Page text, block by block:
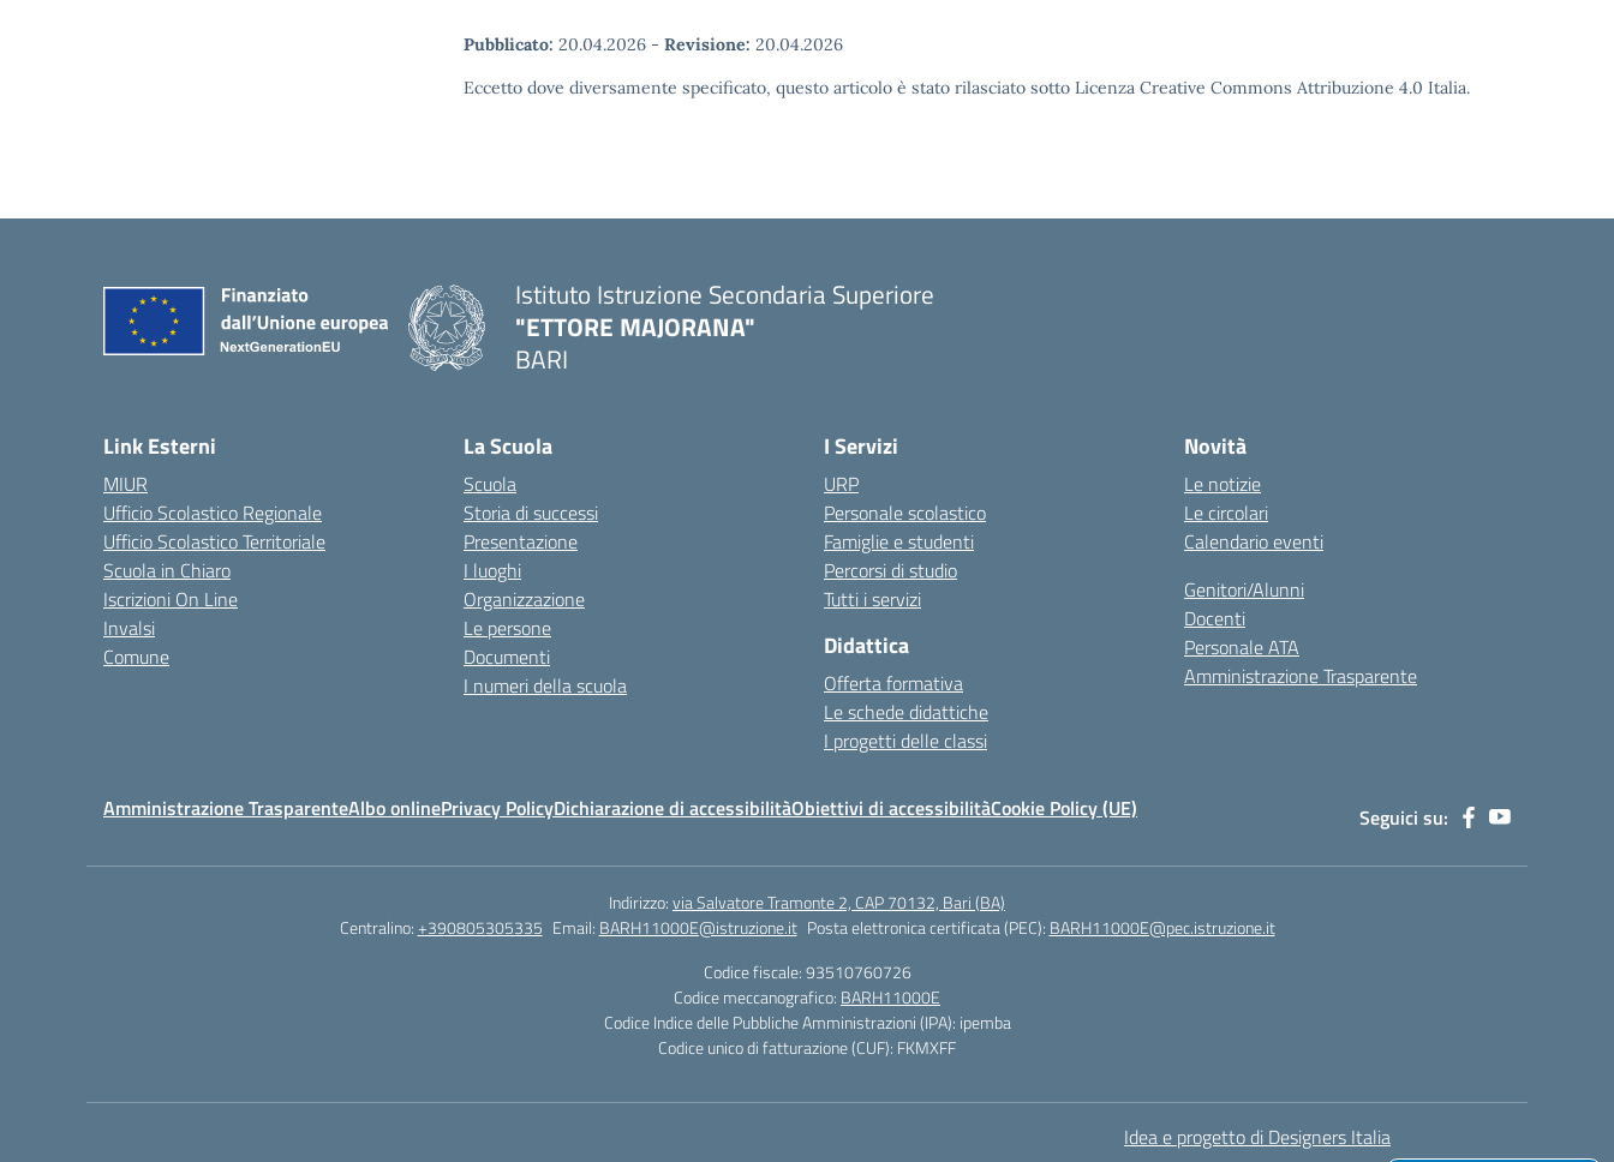
Pubblicato: 20.04.2026 - Revisione: 20.04.2026
Eccetto dove diversamente specificato, questo articolo è stato rilasciato sotto Licenza Creative Commons Attribuzione 4.0 Italia.
Istituto Istruzione Secondaria Superiore
"ETTORE MAJORANA"
BARI
Link Esterni
MIUR
Ufficio Scolastico Regionale
Ufficio Scolastico Territoriale
Scuola in Chiaro
Iscrizioni On Line
Invalsi
Comune
La Scuola
Scuola
Storia di successi
Presentazione
I luoghi
Organizzazione
Le persone
Documenti
I numeri della scuola
I Servizi
URP
Personale scolastico
Famiglie e studenti
Percorsi di studio
Tutti i servizi
Didattica
Offerta formativa
Le schede didattiche
I progetti delle classi
Novità
Le notizie
Le circolari
Calendario eventi
Genitori/Alunni
Docenti
Personale ATA
Amministrazione Trasparente
Amministrazione TrasparenteAlbo onlinePrivacy PolicyDichiarazione di accessibilitàObiettivi di accessibilitàCookie Policy (UE) Seguici su:
Indirizzo:via Salvatore Tramonte 2, CAP 70132, Bari (BA)
Centralino:+390805305335 Email: BARH11000E@istruzione.it Posta elettronica certificata (PEC): BARH11000E@pec.istruzione.it
Codice fiscale: 93510760726
Codice meccanografico: BARH11000E
Codice Indice delle Pubbliche Amministrazioni (IPA): ipemba
Codice unico di fatturazione (CUF): FKMXFF
Idea e progetto di Designers Italia